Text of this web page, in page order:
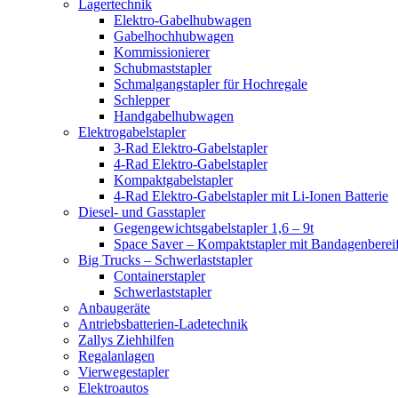
Lagertechnik
Elektro-Gabelhubwagen
Gabelhochhubwagen
Kommissionierer
Schubmaststapler
Schmalgangstapler für Hochregale
Schlepper
Handgabelhubwagen
Elektrogabelstapler
3-Rad Elektro-Gabelstapler
4-Rad Elektro-Gabelstapler
Kompaktgabelstapler
4-Rad Elektro-Gabelstapler mit Li-Ionen Batterie
Diesel- und Gasstapler
Gegengewichtsgabelstapler 1,6 – 9t
Space Saver – Kompaktstapler mit
Big Trucks – Schwerlaststapler
Containerstapler
Schwerlaststapler
Anbaugeräte
Antriebsbatterien-Ladetechnik
Zallys Ziehhilfen
Regalanlagen
Vierwegestapler
Elektroautos